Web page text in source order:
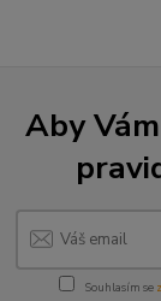
Aby
Souhlasím se